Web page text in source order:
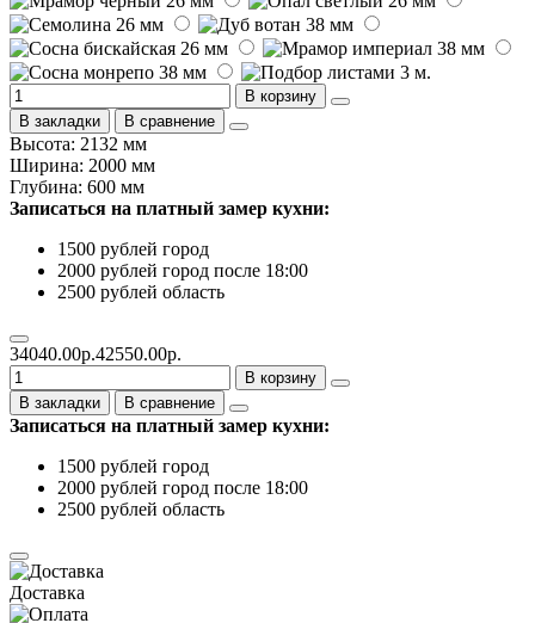
В корзину
В закладки
В сравнение
Высота: 2132 мм
Ширина: 2000 мм
Глубина: 600 мм
Записаться на платный замер кухни:
1500 рублей город
2000 рублей город после 18:00
2500 рублей область
34040.00р.42550.00р.
В корзину
В закладки
В сравнение
Записаться на платный замер кухни:
1500 рублей город
2000 рублей город после 18:00
2500 рублей область
Доставка